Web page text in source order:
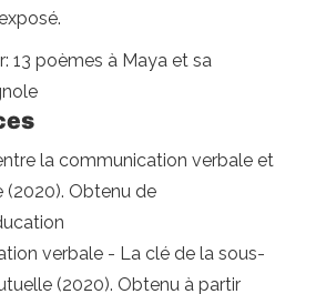
13 poèmes à Maya et sa
la communication verbale et
(2020). Obtenu de
verbale - La clé de la sous-
(2020). Obtenu à partir